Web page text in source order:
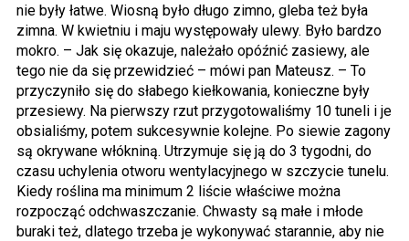
nie były łatwe. Wiosną było długo zimno, gleba też była
zimna. W kwietniu i maju występowały ulewy. Było bardzo
mokro. – Jak się okazuje, należało opóźnić zasiewy, ale
tego nie da się przewidzieć – mówi pan Mateusz. – To
przyczyniło się do słabego kiełkowania, konieczne były
przesiewy. Na pierwszy rzut przygotowaliśmy 10 tuneli i je
obsialiśmy, potem sukcesywnie kolejne. Po siewie zagony
są okrywane włókniną. Utrzymuje się ją do 3 tygodni, do
czasu uchylenia otworu wentylacyjnego w szczycie tunelu.
Kiedy roślina ma minimum 2 liście właściwe można
rozpocząć odchwaszczanie. Chwasty są małe i młode
buraki też, dlatego trzeba je wykonywać starannie, aby nie